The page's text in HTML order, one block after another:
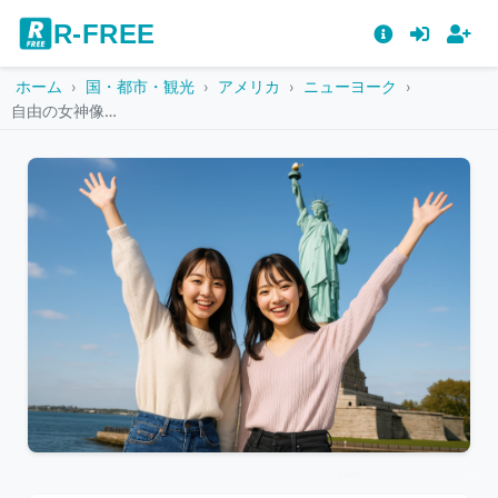
R-FREE
ホーム 国・都市・観光 アメリカ
ニューヨーク
自由の女神像を背景に笑顔で並ぶ若い女性二人